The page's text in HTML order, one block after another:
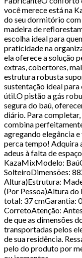
você merece está na
do seu dormitório
madeira de
escolha ideal para
praticidade na
ela oferece a solução
extras, cobertores,
estrutura robusta
sustentação ideal
útil.O pistão a gás
segura do baú,
diário. Para
combina
agregando elegância
perca tempo! Adquira
adeus à falta de
KazaMixModelo:
SolteiroDimensões:
Altura)Estrutura:
(Por Pessoa)Altura
total: 37 cmGarantia:
CorretoAtenção:
de que as dimensões
transportadas pelos
de sua residência.
pelo do produto por